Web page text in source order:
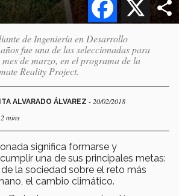
de Ingeniería en Desarrollo
fue una de las seleccionadas para
de marzo, en el programa de la
Reality Project.
ALVARADO ÁLVAREZ - 20/02/2018
mins
significa formarse y
una de sus principales metas:
la sociedad sobre el reto más
el cambio climático.